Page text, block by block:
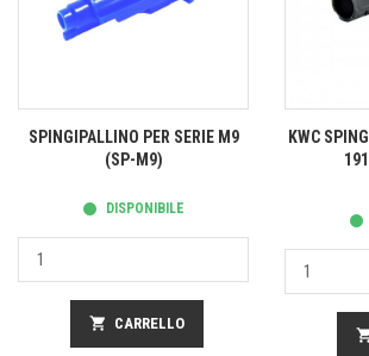
SPINGIPALLINO PER SERIE M9
(SP-M9)
DISPONIBILE
shopping_cart CARRELLO
KWC